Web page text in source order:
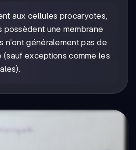
aux cellules procaryotes,
possèdent une membrane
n'ont généralement pas de
(sauf exceptions comme les